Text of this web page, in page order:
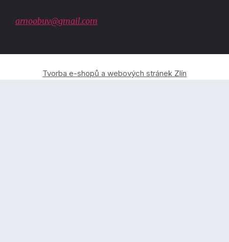
arnoobuv@gmail.com
Tvorba e-shopů a webových stránek Zlín